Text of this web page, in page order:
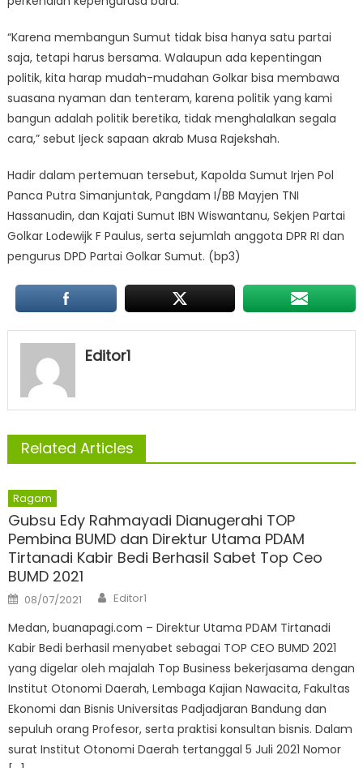
“Karena membangun Sumut tidak bisa hanya satu partai
saja, tetapi harus bersama. Walaupun ada kepentingan
politik, kita harap mudah-mudahan Golkar bisa membawa
suasana nyaman dan tenteram, karena politik yang kami
bangun adalah politik beretika, tidak menghalalkan segala
cara,” sebut Ijeck sapaan akrab Musa Rajekshah.
Hadir dalam pertemuan tersebut, Kapolda Sumut Irjen Pol
Panca Putra Simanjuntak, Pangdam I/BB Mayjen TNI
Hassanudin, dan Kajati Sumut IBN Wiswantanu, Sekjen Partai
Golkar Lodewijk F Paulus, serta sejumlah anggota DPR RI dan
pengurus DPD Partai Golkar Sumut. (bp3)
Editor1
Related Articles
Ragam
Gubsu Edy Rahmayadi Dianugerahi TOP
Pembina BUMD dan Direktur Utama PDAM
Tirtanadi Kabir Bedi Berhasil Sabet Top Ceo
BUMD 2021
Posted
on
08/07/2021 Author
Editor1
Medan, buanapagi.com – Direktur Utama PDAM Tirtanadi
Kabir Bedi berhasil menyabet sebagai TOP CEO BUMD 2021
yang digelar oleh majalah Top Business bekerjasama dengan
Institut Otonomi Daerah, Lembaga Kajian Nawacita, Fakultas
Ekonomi dan Bisnis Universitas Padjadjaran Bandung dan
sepuluh orang Profesor, serta praktisi konsultan bisnis. Dalam
surat Institut Otonomi Daerah tertanggal 5 Juli 2021 Nomor